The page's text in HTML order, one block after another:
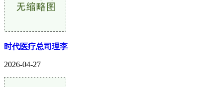
时代医疗总司理李
2026-04-27